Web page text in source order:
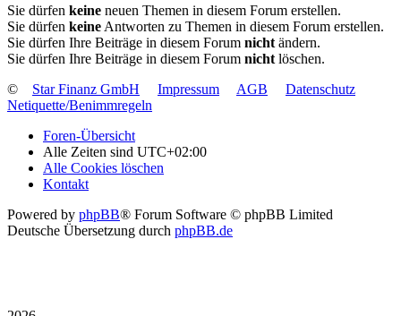
Sie dürfen keine neuen Themen in diesem Forum erstellen.
Sie dürfen keine Antworten zu Themen in diesem Forum erstellen.
Sie dürfen Ihre Beiträge in diesem Forum nicht ändern.
Sie dürfen Ihre Beiträge in diesem Forum nicht löschen.
©
Star Finanz GmbH Impressum AGB
Datenschutz
Netiquette/Benimmregeln
Foren-Übersicht
Alle Zeiten sind UTC+02:00
Alle Cookies löschen
Kontakt
Powered by phpBB® Forum Software © phpBB Limited
Deutsche Übersetzung durch phpBB.de